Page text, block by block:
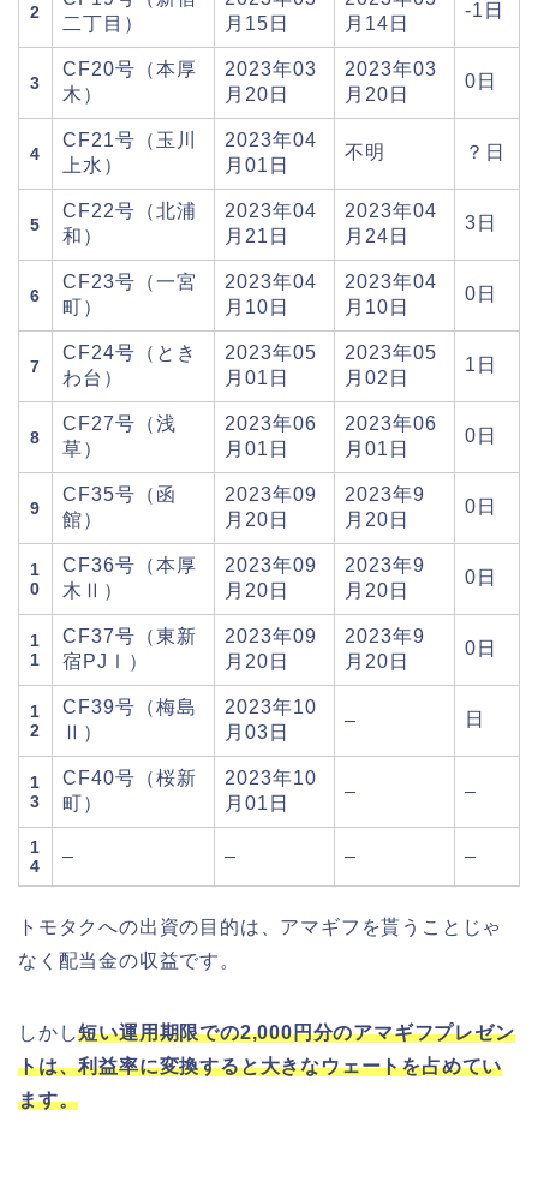
2
二丁目）
月15日
月14日
-1日
3
CF20号（本厚
木）
2023年03
月20日
2023年03
月20日
0日
4
CF21号（玉川
上水）
2023年04
月01日
不明 ？日
5
CF22号（北浦
和）
2023年04
月21日
2023年04
月24日
3日
6
CF23号（一宮
町）
2023年04
月10日
2023年04
月10日
0日
7
CF24号（とき
わ台）
2023年05
月01日
2023年05
月02日
1日
8
CF27号（浅
草）
2023年06
月01日
2023年06
月01日
0日
9
CF35号（函
館）
2023年09
月20日
2023年9
月20日
0日
1
0
CF36号（本厚
木Ⅱ）
2023年09
月20日
2023年9
月20日
0日
1
1
CF37号（東新
宿PJⅠ）
2023年09
月20日
2023年9
月20日
0日
1
2
CF39号（梅島
Ⅱ）
2023年10
月03日
– 日
1
3
CF40号（桜新
町）
2023年10
月01日
– –
1
4
– – – –
トモタクへの出資の目的は、アマギフを貰うことじゃ
なく配当金の収益です。
しかし短い運用期限での2,000円分のアマギフプレゼン
トは、利益率に変換すると大きなウェートを占めてい
ます。